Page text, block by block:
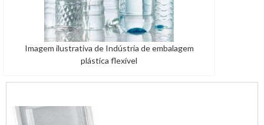
Imagem ilustrativa de Indústria de embalagem
plástica flexível